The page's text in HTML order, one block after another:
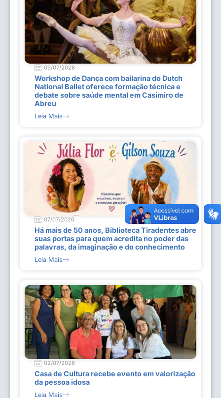
09/07/2026
Workshop de Dança com bailarina do Dutch
National Ballet oferece formação técnica e
debate sobre saúde mental em Casimiro de
Abreu
Leia Mais
07/07/2026
Há mais de 50 anos, Biblioteca Tiradentes abre
suas portas para quem acredita no poder das
palavras, da imaginação e do conhecimento
Leia Mais
02/07/2026
Casa de Cultura recebe evento em valorização
da pessoa idosa
Leia Mais